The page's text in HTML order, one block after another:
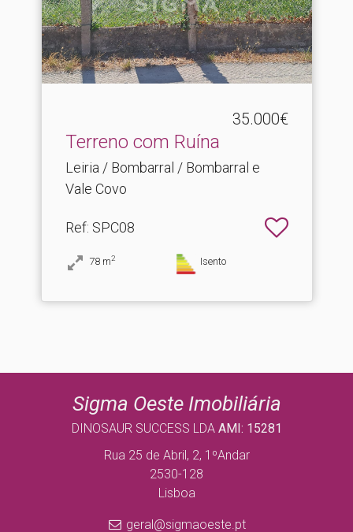
35.000€
Terreno com Ruína
Leiria / Bombarral / Bombarral e
Vale Covo
Ref: SPC08
78 m2 Isento
Sigma Oeste Imobiliária
DINOSAUR SUCCESS LDA AMI: 15281
Rua 25 de Abril, 2, 1ºAndar
2530-128
Lisboa
geral@sigmaoeste.pt